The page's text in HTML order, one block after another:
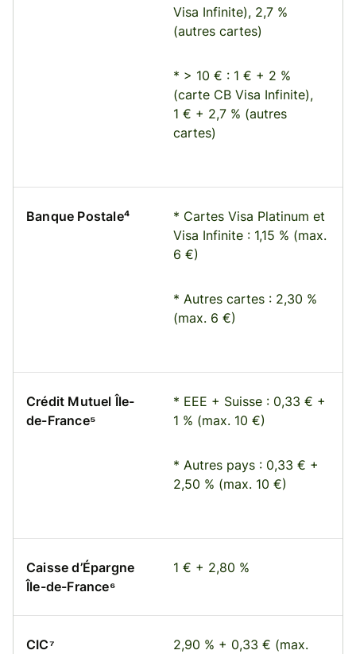
Visa Infinite), 2,7 %
(autres cartes)
* > 10 € : 1 € + 2 %
(carte CB Visa Infinite),
1 € + 2,7 % (autres
cartes)
Banque Postale⁴
* Cartes Visa Platinum et
Visa Infinite : 1,15 % (max.
6 €)
* Autres cartes : 2,30 %
(max. 6 €)
Crédit Mutuel Île-
de-France⁵
* EEE + Suisse : 0,33 € +
1 % (max. 10 €)
* Autres pays : 0,33 € +
2,50 % (max. 10 €)
Caisse d’Épargne
Île-de-France⁶
1 € + 2,80 %
CIC⁷
2,90 % + 0,33 € (max.